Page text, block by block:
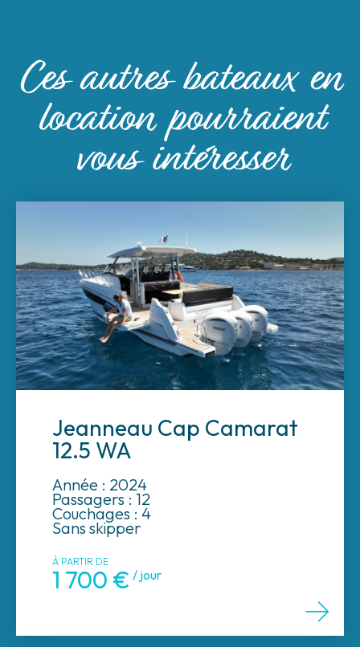
Ces autres bateaux en
location pourraient
vous intéresser
Jeanneau Cap Camarat
12.5 WA
Année : 2024
Passagers : 12
Couchages : 4
Sans skipper
À PARTIR DE
1 700 € / jour